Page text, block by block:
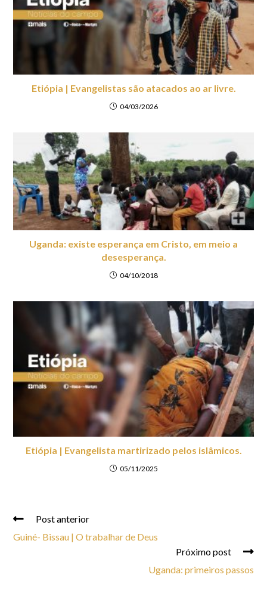
Etiópia | Evangelistas são atacados ao ar livre.
04/03/2026
Uganda: existe esperança em Cristo, em meio a
desesperança.
04/10/2018
Etiópia | Evangelista martirizado pelos islâmicos.
05/11/2025
Post anterior
Guiné- Bissau | O trabalhar de Deus
Próximo post
Uganda: primeiros passos